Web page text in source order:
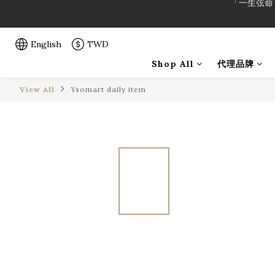
「一生弦
English TWD
Shop All
代理品牌
View All Ysomart daily item